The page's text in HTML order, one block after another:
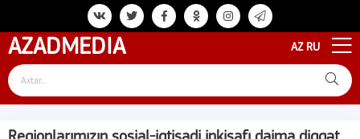
AZADMEDIA AZ RU